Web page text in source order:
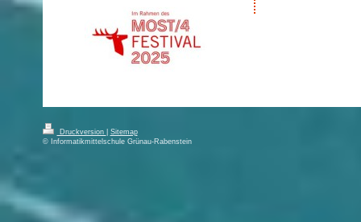
Druckversion
Sitemap
© Informatikmittelschule Grünau-Rabenstein